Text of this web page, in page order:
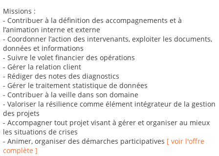
Missions :
- Contribuer à la définition des accompagnements et à
l’animation interne et externe
- Coordonner l’action des intervenants, exploiter les documents,
données et informations
- Suivre le volet financier des opérations
- Gérer la relation client
- Rédiger des notes des diagnostics
- Gérer le traitement statistique de données
- Contribuer à la veille dans son domaine
- Valoriser la résilience comme élément intégrateur de la gestion
des projets
- Accompagner tout projet visant à gérer et organiser au mieux
les situations de crises
- Animer, organiser des démarches participatives [ voir l'offre
complète ]